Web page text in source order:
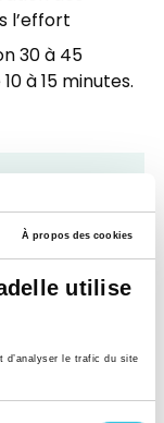
À propos des cookies
utilise
d’analyser le trafic du site
l’effort
30 à 45
à 15 minutes.
?
pour le
souffrant